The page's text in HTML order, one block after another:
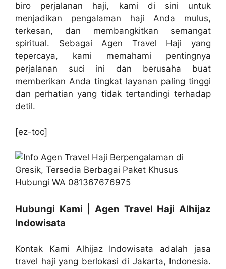
biro perjalanan haji, kami di sini untuk
menjadikan pengalaman haji Anda mulus,
terkesan, dan membangkitkan semangat
spiritual. Sebagai Agen Travel Haji yang
tepercaya, kami memahami pentingnya
perjalanan suci ini dan berusaha buat
memberikan Anda tingkat layanan paling tinggi
dan perhatian yang tidak tertandingi terhadap
detil.
[ez-toc]
Hubungi Kami | Agen Travel Haji Alhijaz
Indowisata
Kontak Kami Alhijaz Indowisata adalah jasa
travel haji yang berlokasi di Jakarta, Indonesia.